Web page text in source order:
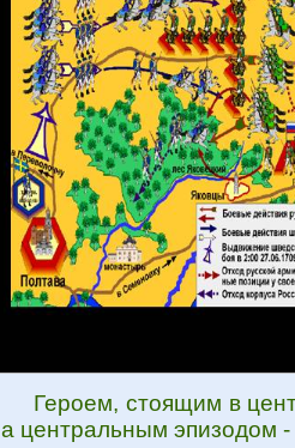
Героем, стоящим в
а центральным эпизодом